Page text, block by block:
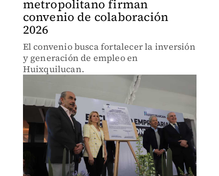
metropolitano firman
convenio de colaboración
2026
El convenio busca fortalecer la inversión
y generación de empleo en
Huixquilucan.